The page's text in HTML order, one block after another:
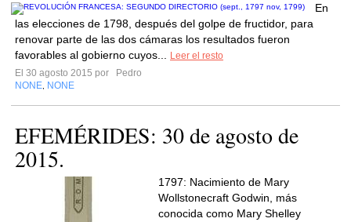
En
las elecciones de 1798, después del golpe de fructidor, para
renovar parte de las dos cámaras los resultados fueron
favorables al gobierno cuyos...
Leer el resto
El 30 agosto 2015 por
Pedro
NONE NONE
EFEMÉRIDES: 30 de agosto de
2015.
1797: Nacimiento de Mary
Wollstonecraft Godwin, más
conocida como Mary Shelley